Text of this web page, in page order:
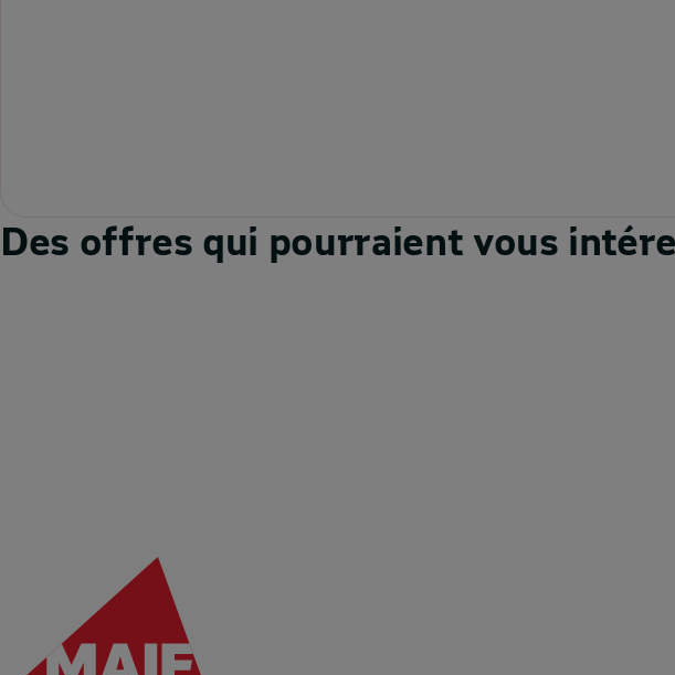
Des offres qui pourraient vous
5% DE REMISE CUMULABLE